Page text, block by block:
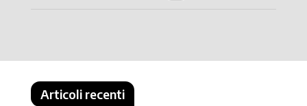
Articoli recenti